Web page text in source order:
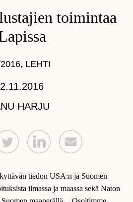
toimintaa
, LEHTI
2.11.2016
HARJU
tiedon USA:n ja Suomen
ilmassa ja maassa sekä Naton